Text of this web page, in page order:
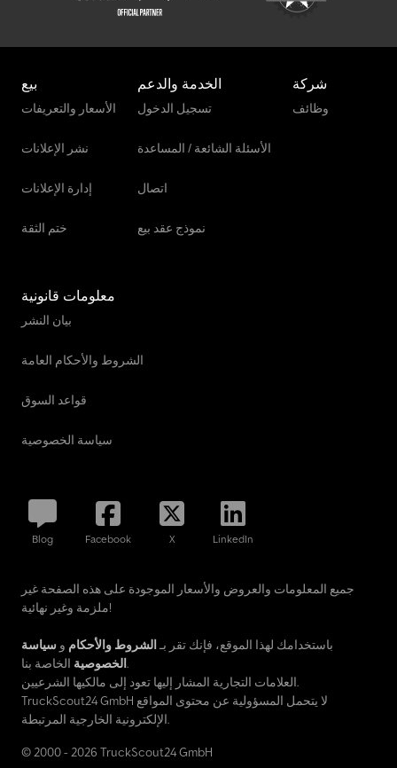
بيع
الأسعار والتعريفات
نشر الإعلانات
إدارة الإعلانات
ختم الثقة
الخدمة والدعم
تسجيل الدخول
الأسئلة الشائعة / المساعدة
اتصال
نموذج عقد بيع
شركة
وظائف
معلومات قانونية
بيان النشر
الشروط والأحكام العامة
قواعد السوق
سياسة الخصوصية
Blog Facebook X LinkedIn
جميع المعلومات والعروض والأسعار الموجودة على هذه الصفحة غير
ملزمة وغير نهائية!
باستخدامك لهذا الموقع، فإنك تقر بـ الشروط والأحكام و سياسة
الخصوصيةالخاصة بنا.
العلامات التجارية المشار إليها تعود إلى مالكيها الشرعيين.
TruckScout24 GmbH لا يتحمل المسؤولية عن محتوى المواقع
الإلكترونية الخارجية المرتبطة.
© 2000 - 2026 TruckScout24 GmbH